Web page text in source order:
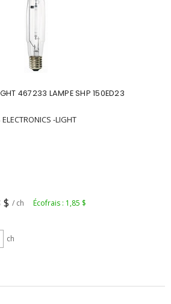
467233 LAMPE SHP 150ED23
-LIGHT
$ / ch Écofrais : 1,85 $
ch